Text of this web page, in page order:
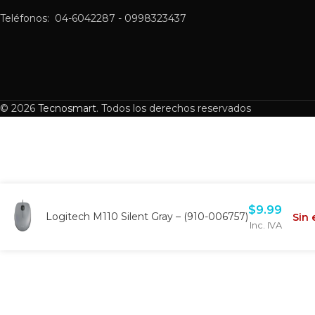
Teléfonos: 04-6042287 - 0998323437
© 2026 Tecnosmart. Todos los derechos reservados
Logitech M110 Silent Gray – (910-006757)$9.99
Inc. IVA
Sin